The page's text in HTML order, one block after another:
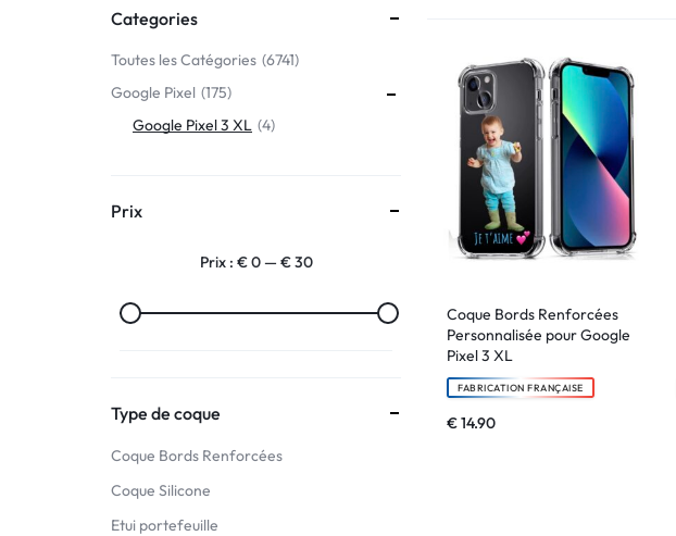
Sony
Vivo
Coque Bords Renforcées
Personnalisée pour Google
Pixel 3 XL
FABRICATION FRANÇAISE
€14.90
Categories
Toutes les Catégories 6741
Google Pixel 175
Google Pixel 3 XL 4
Prix
Prix : € 0— € 30
Type de coque
Coque Bords Renforcées
Coque Silicone
Etui portefeuille